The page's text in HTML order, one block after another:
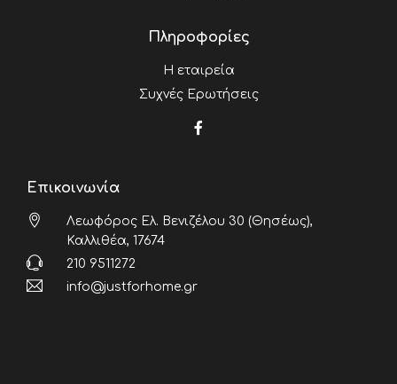
Πληροφορίες
Η εταιρεία
Συχνές Ερωτήσεις
Επικοινωνία
Λεωφόρος Ελ. Βενιζέλου 30 (Θησέως),
Καλλιθέα, 17674
210 9511272
info@justforhome.gr